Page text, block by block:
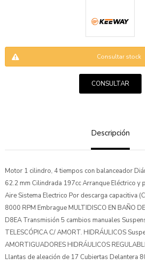
Consultar stock
CONSULTAR
Descripción
Motor 1 cilindro, 4 tiempos con balanceador
62.2 mm Cilindrada 197cc Arranque Eléctrico y
Aire Sistema Electrico Por descarga capacitiva
8000 RPM Embrague MULTIDISCO EN BAÑO
D8EA Transmisión 5 cambios manuales
TELESCÓPICA C/ AMORT. HIDRÁULICOS
AMORTIGUADORES HIDRÁULICOS
Llantas de aleación de 17 Cubiertas Delantera